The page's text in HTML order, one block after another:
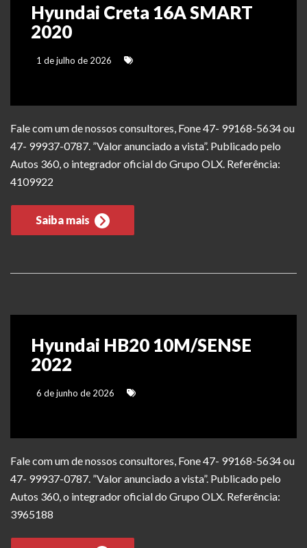
Hyundai Creta 16A SMART
2020
1 de julho de 2026
Fale com um de nossos consultores, Fone 47- 99168-5634 ou
47- 99937-0787. ”Valor anunciado a vista”. Publicado pelo
Autos 360, o integrador oficial do Grupo OLX. Referência:
4109922
Saiba mais
Hyundai HB20 10M/SENSE
2022
6 de junho de 2026
Fale com um de nossos consultores, Fone 47- 99168-5634 ou
47- 99937-0787. ”Valor anunciado a vista”. Publicado pelo
Autos 360, o integrador oficial do Grupo OLX. Referência:
3965188